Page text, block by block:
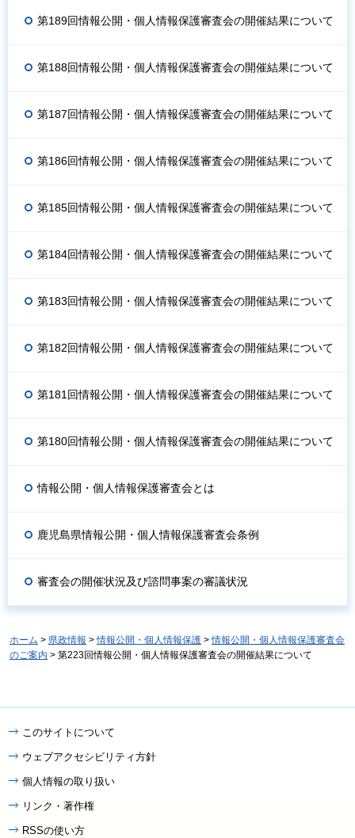
第189回情報公開・個人情報保護審査会の開催結果について
第188回情報公開・個人情報保護審査会の開催結果について
第187回情報公開・個人情報保護審査会の開催結果について
第186回情報公開・個人情報保護審査会の開催結果について
第185回情報公開・個人情報保護審査会の開催結果について
第184回情報公開・個人情報保護審査会の開催結果について
第183回情報公開・個人情報保護審査会の開催結果について
第182回情報公開・個人情報保護審査会の開催結果について
第181回情報公開・個人情報保護審査会の開催結果について
第180回情報公開・個人情報保護審査会の開催結果について
情報公開・個人情報保護審査会とは
鹿児島県情報公開・個人情報保護審査会条例
審査会の開催状況及び諮問事案の審議状況
ホーム > 県政情報 >情報公開・個人情報保護 >情報公開・個人情報保護審査会
のご案内 > 第223回情報公開・個人情報保護審査会の開催結果について
このサイトについて
ウェブアクセシビリティ方針
個人情報の取り扱い
リンク・著作権
RSSの使い方